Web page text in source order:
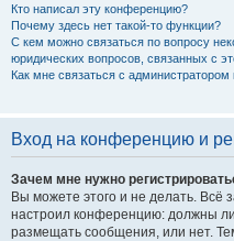
Кто написал эту конференцию?
Почему здесь нет такой-то функции?
С кем можно связаться по вопросу
юридических вопросов, связанных с
Как мне связаться с
Вход на конференцию и
Зачем мне нужно
Вы можете этого и не делать. Всё
настроил конференцию: должны
размещать сообщения, или нет.